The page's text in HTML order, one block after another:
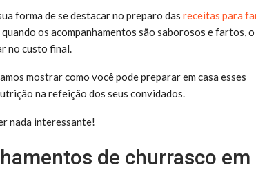
forma de se destacar no preparo das receitas para
os acompanhamentos são saborosos e fartos, o
no custo final.
mostrar como você pode preparar em casa esses
na refeição dos seus convidados.
nada interessante!
de churrasco em